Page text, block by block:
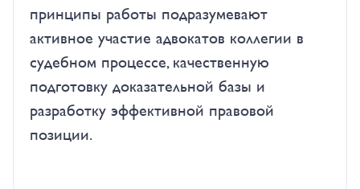
принципы работы подразумевают
активное участие адвокатов коллегии в
судебном процессе, качественную
подготовку доказательной базы и
разработку эффективной правовой
позиции.